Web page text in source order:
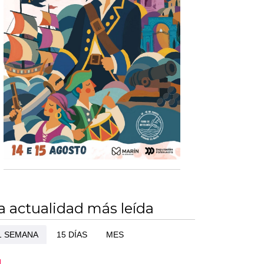
actualidad más leída
SEMANA 15 DÍAS MES